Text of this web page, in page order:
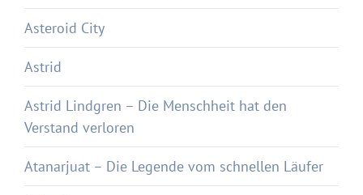
Asteroid City
Astrid
Astrid Lindgren – Die Menschheit hat den
Verstand verloren
Atanarjuat – Die Legende vom schnellen Läufer